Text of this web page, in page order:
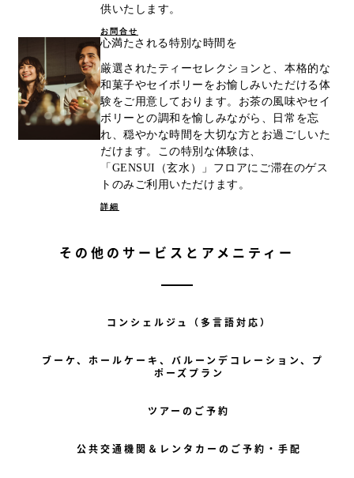
供いたします。
お問合せ
心満たされる特別な時間を
厳選されたティーセレクションと、本格的な
和菓子やセイボリーをお愉しみいただける体
験をご用意しております。お茶の風味やセイ
ボリーとの調和を愉しみながら、日常を忘
れ、穏やかな時間を大切な方とお過ごしいた
だけます。この特別な体験は、
「GENSUI（玄水）」フロアにご滞在のゲス
トのみご利用いただけます。
詳細
その他のサービスとアメニティー
コンシェルジュ（多言語対応）
ブーケ、ホールケーキ、バルーンデコレーション、プロ
ポーズプラン
ツアーのご予約
公共交通機関＆レンタカーのご予約・手配